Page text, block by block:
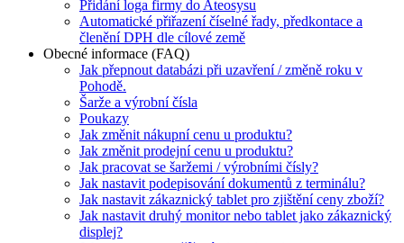
Přidání loga firmy do Ateosysu
Automatické přiřazení číselné řady, předkontace a
členění DPH dle cílové země
Obecné informace (FAQ)
Jak přepnout databázi při uzavření / změně roku v
Pohodě.
Šarže a výrobní čísla
Poukazy
Jak změnit nákupní cenu u produktu?
Jak změnit prodejní cenu u produktu?
Jak pracovat se šaržemi / výrobními čísly?
Jak nastavit podepisování dokumentů z terminálu?
Jak nastavit zákaznický tablet pro zjištění ceny zboží?
Jak nastavit druhý monitor nebo tablet jako zákaznický
displej?